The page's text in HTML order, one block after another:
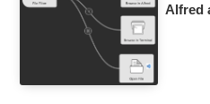
Alfred